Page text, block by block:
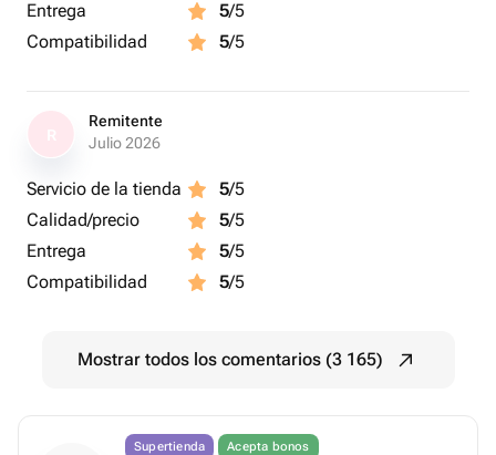
Entrega 5/5
Compatibilidad
5/5
Remitente
Julio 2026
Servicio de la tienda 5/5
Calidad/precio
5/5
Entrega
5/5
Compatibilidad
5/5
Mostrar todos los comentarios (3 165)
Supertienda Acepta bonos